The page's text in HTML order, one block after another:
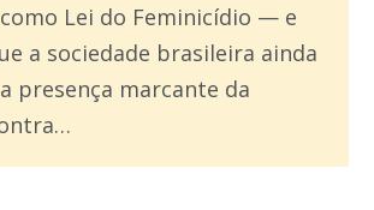
Lei do Feminicídio — e
a sociedade brasileira ainda
presença marcante da